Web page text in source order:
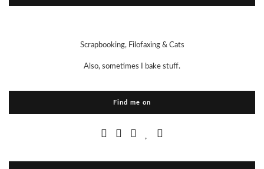
Scrapbooking, Filofaxing & Cats
Also, sometimes I bake stuff.
Find me on